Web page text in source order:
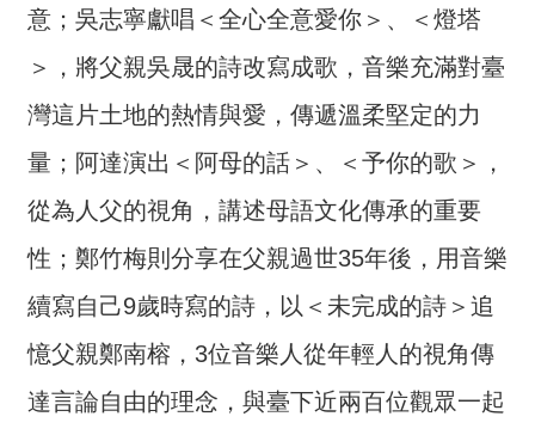
問
電
報
RSS
意；吳志寧獻唱＜全心全意愛你＞、＜燈塔
＞，將父親吳晟的詩改寫成歌，音樂充滿對臺
灣這片土地的熱情與愛，傳遞溫柔堅定的力
量；阿達演出＜阿母的話＞、＜予你的歌＞，
從為人父的視角，講述母語文化傳承的重要
性；鄭竹梅則分享在父親過世35年後，用音樂
續寫自己9歲時寫的詩，以＜未完成的詩＞追
憶父親鄭南榕，3位音樂人從年輕人的視角傳
達言論自由的理念，與臺下近兩百位觀眾一起